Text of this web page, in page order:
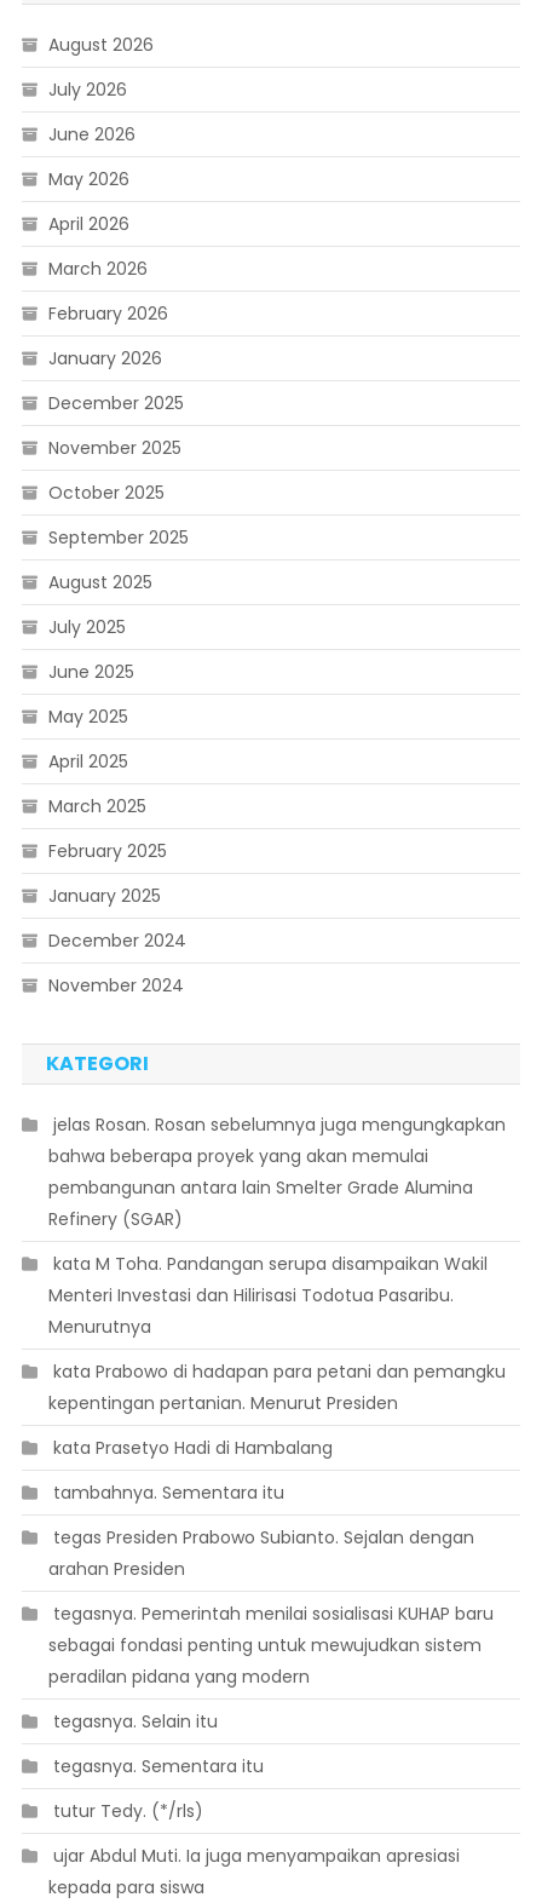
August 2026
July 2026
June 2026
May 2026
April 2026
March 2026
February 2026
January 2026
December 2025
November 2025
October 2025
September 2025
August 2025
July 2025
June 2025
May 2025
April 2025
March 2025
February 2025
January 2025
December 2024
November 2024
KATEGORI
 jelas Rosan. Rosan sebelumnya juga mengungkapkan
bahwa beberapa proyek yang akan memulai
pembangunan antara lain Smelter Grade Alumina
Refinery (SGAR)
 kata M Toha. Pandangan serupa disampaikan Wakil
Menteri Investasi dan Hilirisasi Todotua Pasaribu.
Menurutnya
 kata Prabowo di hadapan para petani dan pemangku
kepentingan pertanian. Menurut Presiden
 kata Prasetyo Hadi di Hambalang
 tambahnya. Sementara itu
 tegas Presiden Prabowo Subianto. Sejalan dengan
arahan Presiden
 tegasnya. Pemerintah menilai sosialisasi KUHAP baru
sebagai fondasi penting untuk mewujudkan sistem
peradilan pidana yang modern
 tegasnya. Selain itu
 tegasnya. Sementara itu
 tutur Tedy. (*/rls)
 ujar Abdul Muti. Ia juga menyampaikan apresiasi
kepada para siswa